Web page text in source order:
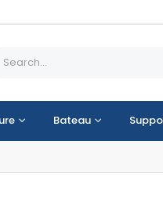
Bateau